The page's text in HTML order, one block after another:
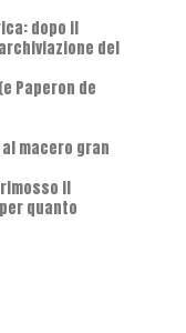
dopo il
del
Paperon de
macero gran
il
quanto